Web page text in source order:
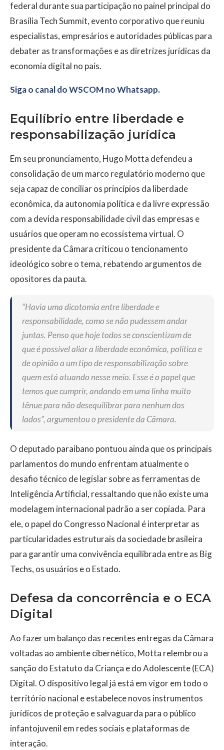
federal durante sua participação no painel principal do
Brasília Tech Summit, evento corporativo que reuniu
especialistas, empresários e autoridades públicas para
debater as transformações e as diretrizes jurídicas da
economia digital no país.
Siga o canal do WSCOM no Whatsapp.
Equilíbrio entre liberdade e
responsabilização jurídica
Em seu pronunciamento, Hugo Motta defendeu a
consolidação de um marco regulatório moderno que
seja capaz de conciliar os princípios da liberdade
econômica, da autonomia política e da livre expressão
com a devida responsabilidade civil das empresas e
usuários que operam no ecossistema virtual. O
presidente da Câmara criticou o tencionamento
ideológico sobre o tema, rebatendo argumentos de
opositores da pauta.
“Havia uma dicotomia entre liberdade e
responsabilidade, como se não pudessem andar
juntas. Penso que hoje todos se conscientizam de
que é possível aliar a liberdade econômica, política e
de opinião a um tipo de responsabilização sobre
quem está atuando nesse meio. Esse é o papel que
temos que cumprir, andando em uma linha muito
tênue para não desequilibrar para nenhum dos
lados”, argumentou o presidente da Câmara.
O deputado paraibano pontuou ainda que os principais
parlamentos do mundo enfrentam atualmente o
desafio técnico de legislar sobre as ferramentas de
Inteligência Artificial, ressaltando que não existe uma
modelagem internacional padrão a ser copiada. Para
ele, o papel do Congresso Nacional é interpretar as
particularidades estruturais da sociedade brasileira
para garantir uma convivência equilibrada entre as Big
Techs, os usuários e o Estado.
Defesa da concorrência e o ECA
Digital
Ao fazer um balanço das recentes entregas da Câmara
voltadas ao ambiente cibernético, Motta relembrou a
sanção do Estatuto da Criança e do Adolescente (ECA)
Digital. O dispositivo legal já está em vigor em todo o
território nacional e estabelece novos instrumentos
jurídicos de proteção e salvaguarda para o público
infantojuvenil em redes sociais e plataformas de
interação.